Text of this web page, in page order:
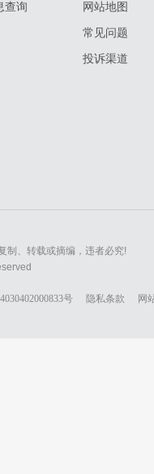
查询 网站地图
常见问题
投诉渠道
制、转载或摘编，违者必究!
号 隐私条款 网